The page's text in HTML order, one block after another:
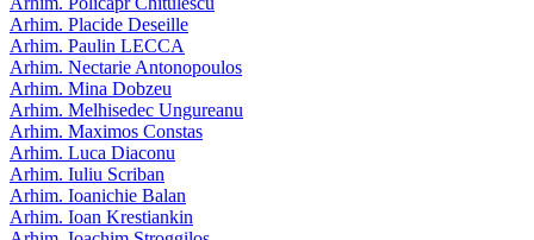
Arhim. Placide Deseille
Arhim. Paulin LECCA
Arhim. Nectarie Antonopoulos
Arhim. Mina Dobzeu
Arhim. Melhisedec Ungureanu
Arhim. Maximos Constas
Arhim. Luca Diaconu
Arhim. Iuliu Scriban
Arhim. Ioanichie Balan
Arhim. Ioan Krestiankin